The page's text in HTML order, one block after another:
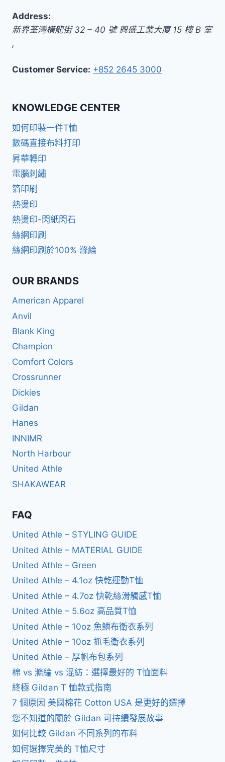
Address:
新界荃灣橫龍街 32 – 40 號 興盛工業大廈 15 樓 B 室
,
Customer Service: +852 2645 3000
KNOWLEDGE CENTER
如何印製一件T恤
數碼直接布料打印
昇華轉印
電腦刺繡
箔印刷
熱燙印
熱燙印-閃紙閃石
絲網印刷
絲網印刷於100% 滌綸
OUR BRANDS
American Apparel
Anvil
Blank King
Champion
Comfort Colors
Crossrunner
Dickies
Gildan
Hanes
INNIMR
North Harbour
United Athle
SHAKAWEAR
FAQ
United Athle – STYLING GUIDE
United Athle – MATERIAL GUIDE
United Athle – Green
United Athle – 4.1oz 快乾運動T恤
United Athle – 4.7oz 快乾絲滑觸感T恤
United Athle – 5.6oz 高品質T恤
United Athle – 10oz 魚鱗布衛衣系列
United Athle – 10oz 抓毛衛衣系列
United Athle – 厚帆布包系列
棉 vs 滌綸 vs 混紡：選擇最好的 T恤面料
終極 Gildan T 恤款式指南
7 個原因 美國棉花 Cotton USA 是更好的選擇
您不知道的關於 Gildan 可持續發展故事
如何比較 Gildan 不同系列的布料
如何選擇完美的 T恤尺寸